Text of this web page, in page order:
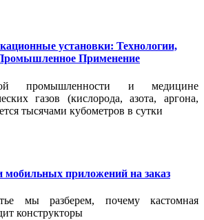
установки: Технологии,
Применение
промышленности и медицине
газов (кислорода, азота, аргона,
тысячами кубометров в сутки
мобильных приложений на заказ
мы разберем, почему кастомная
конструкторы